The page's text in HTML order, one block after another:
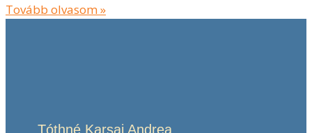
Tovább olvasom »
Tóthné Karsai Andrea